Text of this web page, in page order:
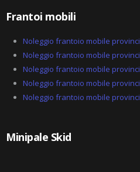
Frantoi mobili
Noleggio frantoio mobile
Noleggio frantoio mobile
Noleggio frantoio mobile
Noleggio frantoio mobile
Noleggio frantoio mobile
Minipale Skid